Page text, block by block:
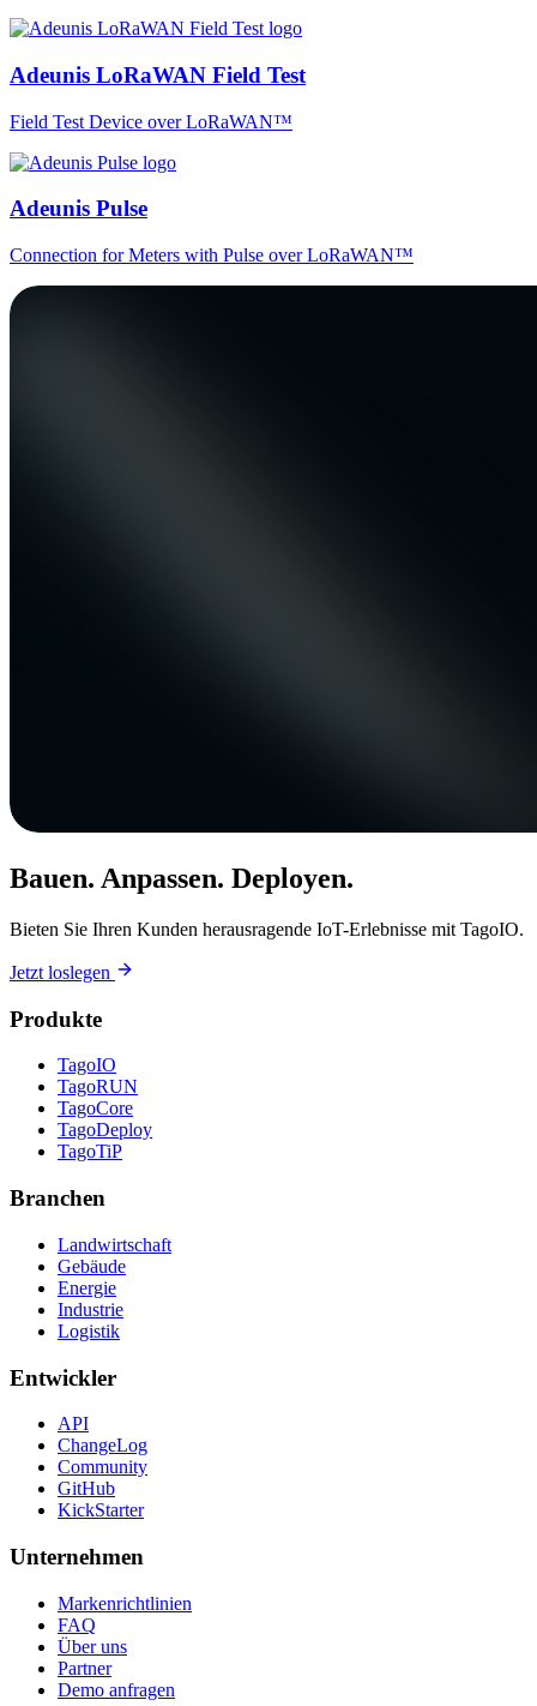
Adeunis LoRaWAN Field Test
Field Test Device over LoRaWAN™
Adeunis Pulse
Connection for Meters with Pulse over LoRaWAN™
Bauen. Anpassen. Deployen.
Bieten Sie Ihren Kunden herausragende IoT-Erlebnisse mit TagoIO.
Jetzt loslegen
Produkte
TagoIO
TagoRUN
TagoCore
TagoDeploy
TagoTiP
Branchen
Landwirtschaft
Gebäude
Energie
Industrie
Logistik
Entwickler
API
ChangeLog
Community
GitHub
KickStarter
Unternehmen
Markenrichtlinien
FAQ
Über uns
Partner
Demo anfragen